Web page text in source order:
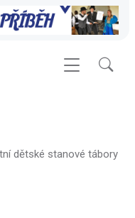
dětské stanové tábory